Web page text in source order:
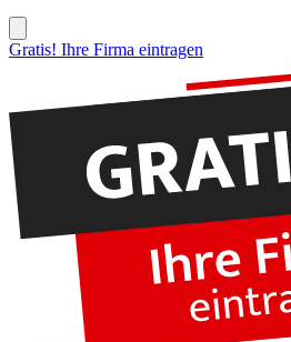
Gratis! Ihre Firma eintragen